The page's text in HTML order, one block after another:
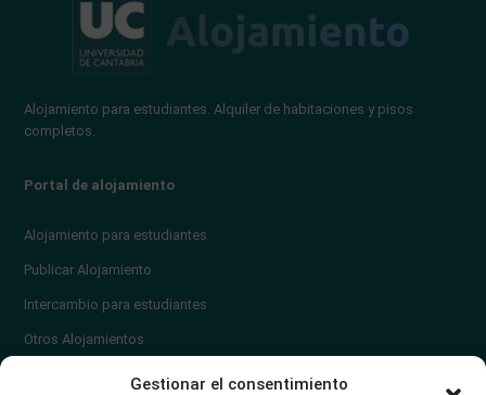
Gestionar el consentimiento
Alojamiento para estudiantes. Alquiler de habitaciones y pisos
completos.
Portal de alojamiento
Alojamiento para estudiantes
Publicar Alojamiento
Intercambio para estudiantes
Otros Alojamientos